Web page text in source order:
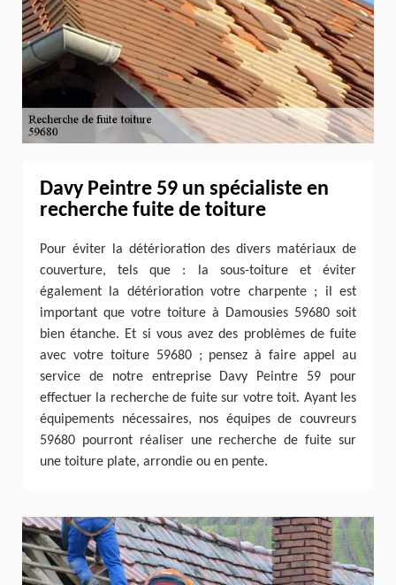
Davy Peintre 59 un spécialiste en
recherche fuite de toiture
Pour éviter la détérioration des divers matériaux de
couverture, tels que : la sous-toiture et éviter
également la détérioration votre charpente ; il est
important que votre toiture à Damousies 59680 soit
bien étanche. Et si vous avez des problèmes de fuite
avec votre toiture 59680 ; pensez à faire appel au
service de notre entreprise Davy Peintre 59 pour
effectuer la recherche de fuite sur votre toit. Ayant les
équipements nécessaires, nos équipes de couvreurs
59680 pourront réaliser une recherche de fuite sur
une toiture plate, arrondie ou en pente.